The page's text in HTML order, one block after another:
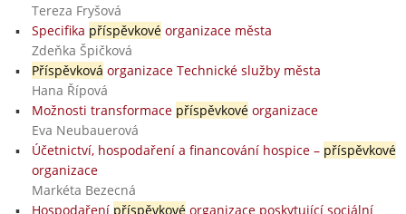
Tereza Fryšová
Specifika příspěvkovéorganizace města
Zdeňka Špičková
Příspěvková organizace Technické služby města
Hana Řípová
Možnosti transformace příspěvkovéorganizace
Eva Neubauerová
Účetnictví, hospodaření a financování hospice – příspěvkové
organizace
Markéta Bezecná
Hospodaření příspěvkovéorganizace poskytující sociální